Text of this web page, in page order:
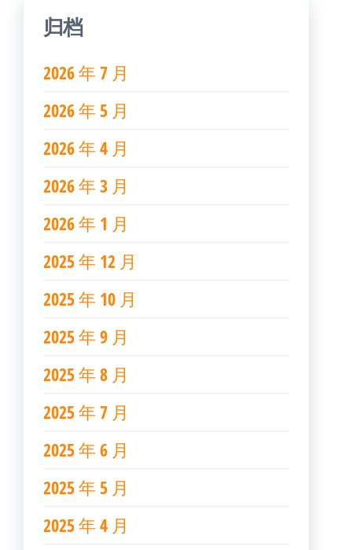
归档
2026 年 7 月
2026 年 5 月
2026 年 4 月
2026 年 3 月
2026 年 1 月
2025 年 12 月
2025 年 10 月
2025 年 9 月
2025 年 8 月
2025 年 7 月
2025 年 6 月
2025 年 5 月
2025 年 4 月